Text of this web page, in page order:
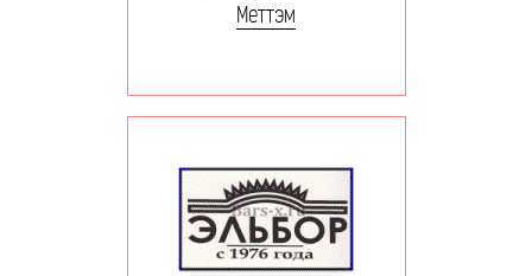
Меттэм